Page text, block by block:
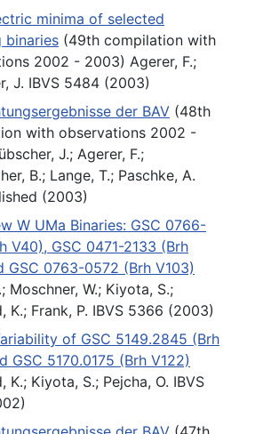
minima of selected
binaries (49th compilation with
2002 - 2003) Agerer, F.;
J. IBVS 5484 (2003)
der BAV (48th
with observations 2002 -
J.; Agerer, F.;
B.; Lange, T.; Paschke, A.
(2003)
W UMa Binaries: GSC 0766-
V40), GSC 0471-2133 (Brh
GSC 0763-0572 (Brh V103)
Moschner, W.; Kiyota, S.;
K.; Frank, P. IBVS 5366 (2003)
of GSC 5149.2845 (Brh
GSC 5170.0175 (Brh V122)
K.; Kiyota, S.; Pejcha, O. IBVS